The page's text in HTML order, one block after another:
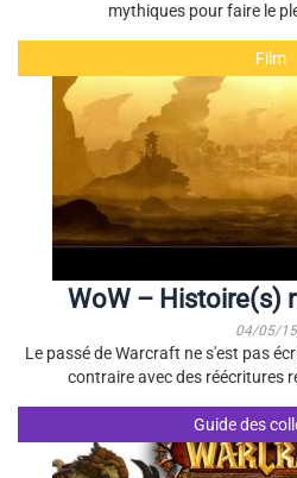
mythiques pour faire le
Film
WoW – Histoire(s)
04/05/15
Le passé de Warcraft ne s'est pas
contraire avec des réécritures
Guide des